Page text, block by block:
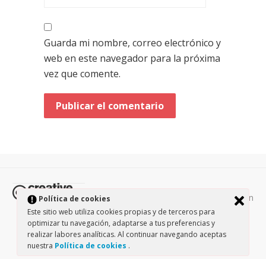
Política de cookies
Este sitio web utiliza cookies propias y de terceros para
optimizar tu navegación, adaptarse a tus preferencias y
realizar labores analíticas. Al continuar navegando aceptas
nuestra Política de cookies .
Guarda mi nombre, correo electrónico y
web en este navegador para la próxima
vez que comente.
Todos los contenidos de esta página están
protegidos por la licencia Creative Commons Attribution-
NonCommercial-ShareAlike 3.0. / Política de privacidad
Theme by Design Lab